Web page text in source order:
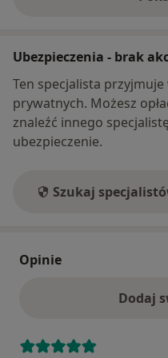
Ubezpieczenia - brak
Ten specjalista
prywatnych. Możesz
znaleźć innego
ubezpieczenie.
Szukaj
Opinie
Dodaj